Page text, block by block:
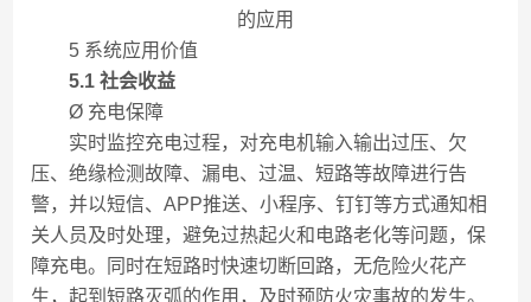
5 系统应用价值
5.1 社会收益
Ø 充电保障
实时监控充电过程，对充电机输入输出过压、欠
压、绝缘检测故障、漏电、过温、短路等故障进行告
警，并以短信、APP推送、小程序、钉钉等方式通知相
关人员及时处理，避免过热起火和电路老化等问题，保
障充电。同时在短路时快速切断回路，无危险火花产
生，起到短路灭弧的作用，及时预防火灾事故的发生。